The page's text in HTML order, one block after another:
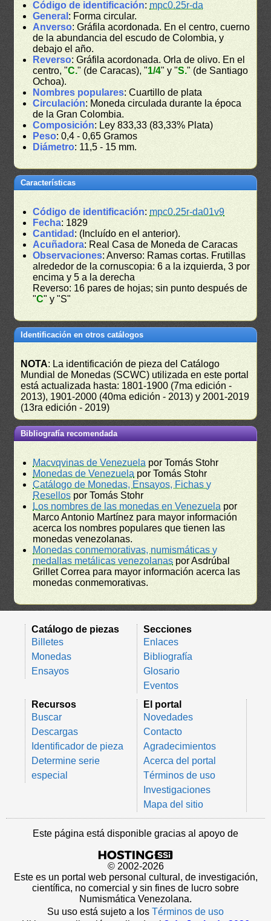
Código de identificación: mpc0.25r-da
General : Forma circular.
Anverso: Gráfila acordonada. En el centro, cuerno
de la abundancia del escudo de Colombia, y
debajo el año.
Reverso: Gráfila acordonada. Orla de olivo. En el
centro, "C." (de Caracas), "1/4" y "S." (de Santiago
Ochoa).
Nombres populares: Cuartillo de plata
Circulación: Moneda circulada durante la época
de la Gran Colombia.
Composición: Ley 833,33 (83,33% Plata)
Peso: 0,4 - 0,65 Gramos
Diámetro: 11,5 - 15 mm.
Características
Código de identificación: mpc0.25r-da01v9
Fecha: 1829
Cantidad : (Incluído en el anterior).
Acuñadora: Real Casa de Moneda de Caracas
Observaciones: Anverso: Ramas cortas. Frutillas
alrededor de la cornuscopia: 6 a la izquierda, 3 por
encima y 5 a la derecha
Reverso: 16 pares de hojas; sin punto después de
"C" y "S"
Identificación en otros catálogos
NOTA: La identificación de pieza del Catálogo
Mundial de Monedas (SCWC) utilizada en este portal
está actualizada hasta: 1801-1900 (7ma edición -
2013), 1901-2000 (40ma edición - 2013) y 2001-2019
(13ra edición - 2019)
Bibliografía recomendada
Macvqvinas de Venezuela por Tomás Stohr
Monedas de Venezuela por Tomás Stohr
Catálogo de Monedas, Ensayos, Fichas y
Resellos por Tomás Stohr
Los nombres de las monedas en Venezuela por
Marco Antonio Martínez para mayor información
acerca los nombres populares que tienen las
monedas venezolanas.
Monedas conmemorativas, numismáticas y
medallas metálicas venezolanas por Asdrúbal
Grillet Correa para mayor información acerca las
monedas conmemorativas.
Catálogo de piezas
Billetes
Monedas
Ensayos
Secciones
Enlaces
Bibliografía
Glosario
Eventos
Recursos
Buscar
Descargas
Identificador de pieza
Determine serie
especial
El portal
Novedades
Contacto
Agradecimientos
Acerca del portal
Términos de uso
Investigaciones
Mapa del sitio
Este página está disponible gracias al apoyo de
© 2002-2026
Este es un portal web personal cultural, de investigación,
científica, no comercial y sin fines de lucro sobre
Numismática Venezolana.
Su uso está sujeto a los Términos de uso